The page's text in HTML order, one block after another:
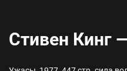
Стивен Кинг